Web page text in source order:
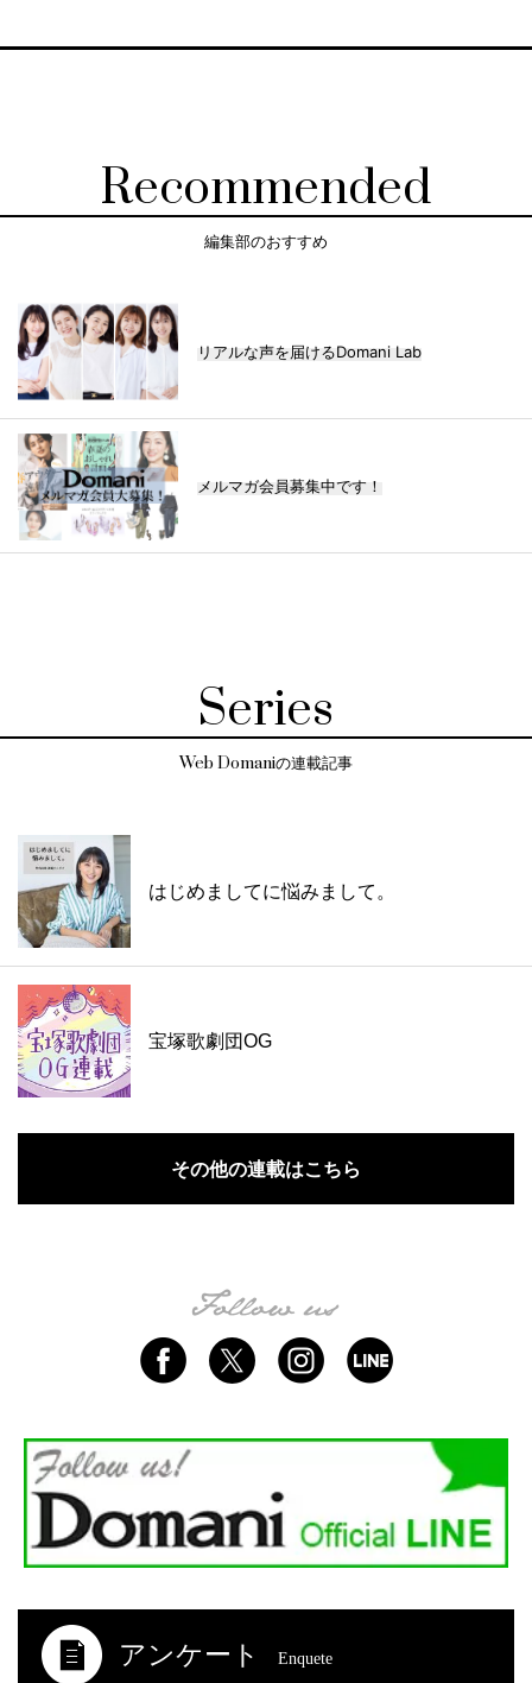
Recommended
編集部のおすすめ
リアルな声を届けるDomani Lab
メルマガ会員募集中です！
Series
Web Domaniの連載記事
はじめましてに悩みまして。
宝塚歌劇団OG
その他の連載はこちら
アンケート Enquete